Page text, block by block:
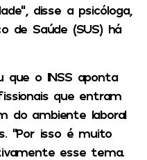
disse a psicóloga,
de Saúde (SUS) há
que o INSS aponta
que entram
do ambiente laboral
“Por isso é muito
esse tema.